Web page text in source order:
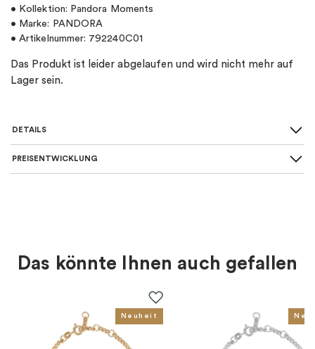
• Kollektion: Pandora Moments
• Marke: PANDORA
• Artikelnummer: 792240C01
Das Produkt ist leider abgelaufen und wird nicht mehr auf
Lager sein.
DETAILS
SKU
Herzen
PREISENTWICKLUNG
Das könnte Ihnen auch gefallen
Neuheit